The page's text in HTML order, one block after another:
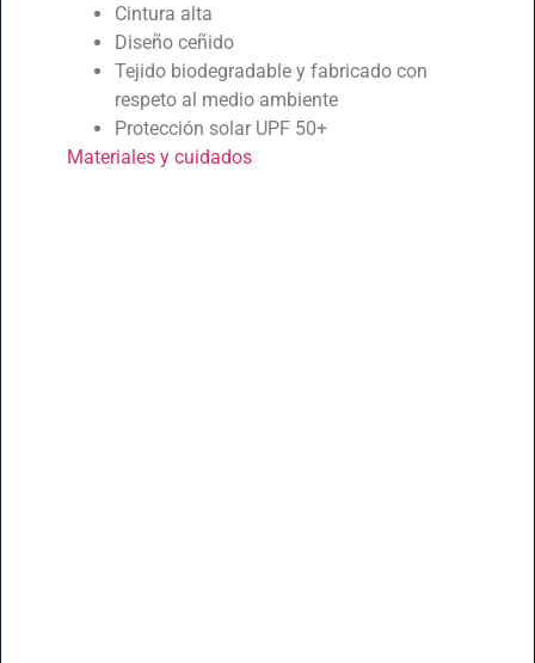
Cintura alta
Diseño ceñido
Tejido biodegradable y fabricado con
respeto al medio ambiente
Protección solar UPF 50+
Materiales y cuidados